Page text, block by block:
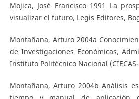
Mojica, José Francisco 1991 La
visualizar el futuro, Legis Editores,
Montañana, Arturo 2004a
de Investigaciones Económicas,
Instituto Politécnico Nacional
Montañana, Arturo 2004b Análisis